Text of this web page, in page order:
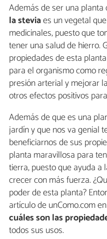
Además de ser una
la steviaes un vegetal
medicinales, puesto que
tener una salud de hierro.
propiedades de esta
para el organismo como
presión arterial y mejorar
otros efectos positivos
Además de que es una
jardín y que nos va genial
beneficiarnos de sus
planta maravillosa para
tierra, puesto que ayuda
crecer con más fuerza.
poder de esta planta?
artículo de unComo.com
cuáles son las
todos sus usos.